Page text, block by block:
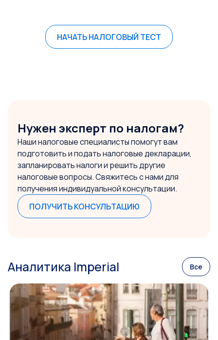
НАЧАТЬ НАЛОГОВЫЙ ТЕСТ
Нужен эксперт по налогам?
Наши налоговые специалисты помогут вам
подготовить и подать налоговые декларации,
запланировать налоги и решить другие
налоговые вопросы. Свяжитесь с нами для
получения индивидуальной консультации.
ПОЛУЧИТЬ КОНСУЛЬТАЦИЮ
Аналитика Imperial Все